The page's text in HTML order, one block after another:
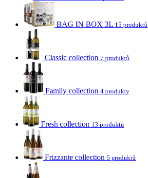
BAG IN BOX 3L 15 produktů
Classic collection 7 produktů
Family collection 4 produkty
Fresh collection 13 produktů
Frizzante collection 5 produktů